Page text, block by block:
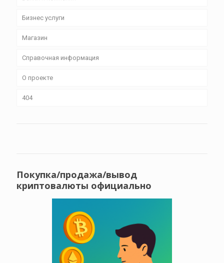
Бизнес уcлуги
Магазин
Справочная информация
О проекте
404
Покупка/продажа/вывод
криптовалюты официально